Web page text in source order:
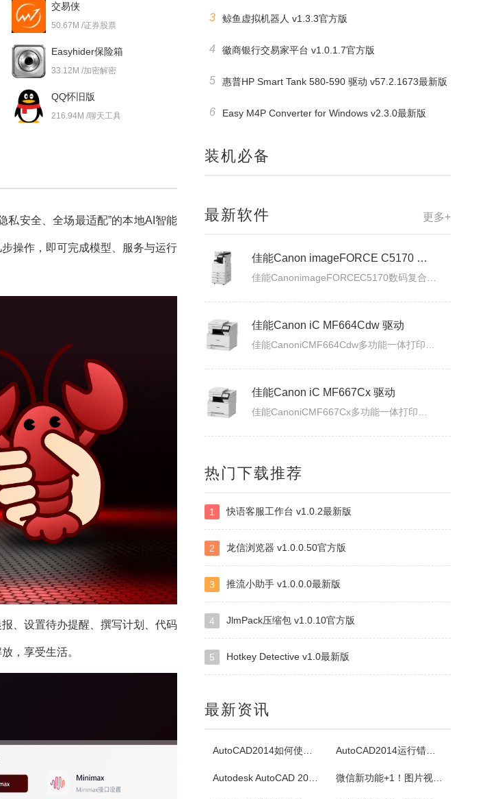
交易侠
50.67M /证券股票
Easyhider保险箱
33.12M /加密解密
QQ怀旧版
216.94M /聊天工具
私安全、全场最适配”的本地AI智能
操作，即可完成模型、服务与运行
、设置待办提醒、撰写计划、代码
，享受生活。
3 鲸鱼虚拟机器人 v1.3.3官方版
4 徽商银行交易家平台 v1.0.1.7官方版
5 惠普HP Smart Tank 580-590 驱动 v57.2.1673最新版
6 Easy M4P Converter for Windows v2.3.0最新版
装机必备
更多+
最新软件
佳能Canon imageFORCE C5150 驱动
佳能Canon iC MF664Cdw 驱动
佳能Canon LBP335x 驱动
四块子
掼蛋是一种以华东为主，在淮安以及周边地区广为流传的扑克游戏，起源于江苏省淮安市，故又称淮安掼蛋，是由地方的扑克牌局跑得快和八十分发展演化而来。★★★游戏特色★★★经典掼蛋，正宗地道玩法劲爆体验，玩法多样超刺激组队PK，高手过招见真章电视独播，真人竞技挑战赛
热门下载推荐
1 快语客服工作台 v1.0.2最新版
2 龙信浏览器 v1.0.0.50官方版
3 推流小助手 v1.0.0.0最新版
4 JlmPack压缩包 v1.0.10官方版
5 Hotkey Detective v1.0最新版
最新资讯
AutoCAD2014如何使用图案填充 AutoCAD2014运行错误怎么办
Autodesk AutoCAD 2014安装教程 微信新功能+1！图片视频合并功能来了